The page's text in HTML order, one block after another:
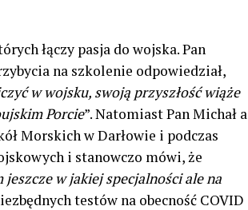
łączy pasja do wojska. Pan
na szkolenie odpowiedział,
w wojsku, swoją przyszłość wiąże
Porcie”. Natomiast Pan Michał a
Morskich w Darłowie i podczas
i stanowczo mówi, że
w jakiej specjalności ale na
testów na obecność COVID